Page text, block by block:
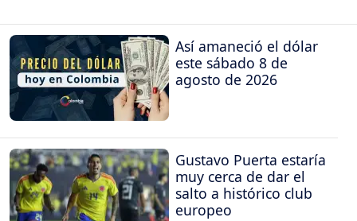
Así amaneció el dólar
este sábado 8 de
agosto de 2026
Gustavo Puerta estaría
muy cerca de dar el
salto a histórico club
europeo